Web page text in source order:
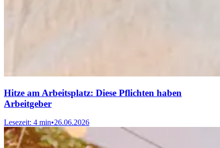
Hitze am Arbeitsplatz: Diese Pflichten haben
Arbeitgeber
Lesezeit: 4 min•26.06.2026